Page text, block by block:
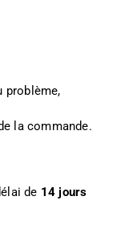
problème,
la commande.
de 14 jours